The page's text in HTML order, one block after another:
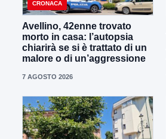
CRONACA
Avellino, 42enne trovato
morto in casa: l’autopsia
chiarirà se si è trattato di un
malore o di un’aggressione
7 AGOSTO 2026